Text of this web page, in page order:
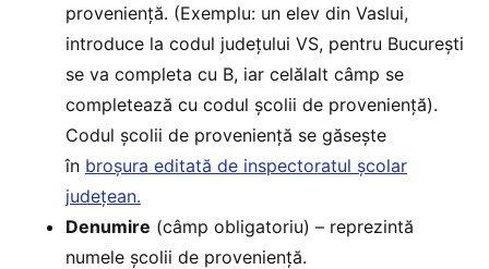
provenienţă. (Exemplu: un elev din Vaslui,
introduce la codul judeţului VS, pentru București
se va completa cu B, iar celălalt câmp se
completează cu codul şcolii de provenienţă).
Codul şcolii de provenienţă se găseşte
în broşura editată de inspectoratul şcolar
judeţean.
Denumire (câmp obligatoriu) – reprezintă
numele şcolii de provenienţă.